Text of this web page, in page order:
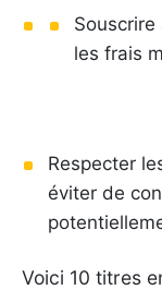
les frais
Respecter
éviter de
Voici 10 titres